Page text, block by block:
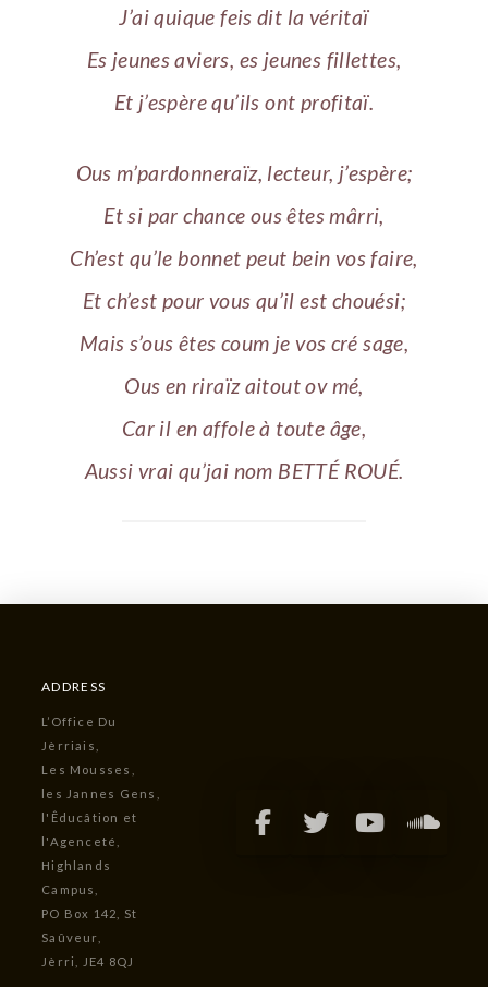
J’ai quique feis dit la véritaï
Es jeunes aviers, es jeunes fillettes,
Et j’espère qu’ils ont profitaï.
Ous m’pardonneraïz, lecteur, j’espère;
Et si par chance ous êtes mârri,
Ch’est qu’le bonnet peut bein vos faire,
Et ch’est pour vous qu’il est chouési;
Mais s’ous êtes coum je vos cré sage,
Ous en riraïz aitout ov mé,
Car il en affole à toute âge,
Aussi vrai qu’jai nom BETTÉ ROUÉ.
ADDRESS
L’Office Du
Jèrriais,
Les Mousses,
les Jannes Gens,
l'Êducâtion et
l'Agenceté,
Highlands
Campus,
PO Box 142, St
Saûveur,
Jèrri, JE4 8QJ